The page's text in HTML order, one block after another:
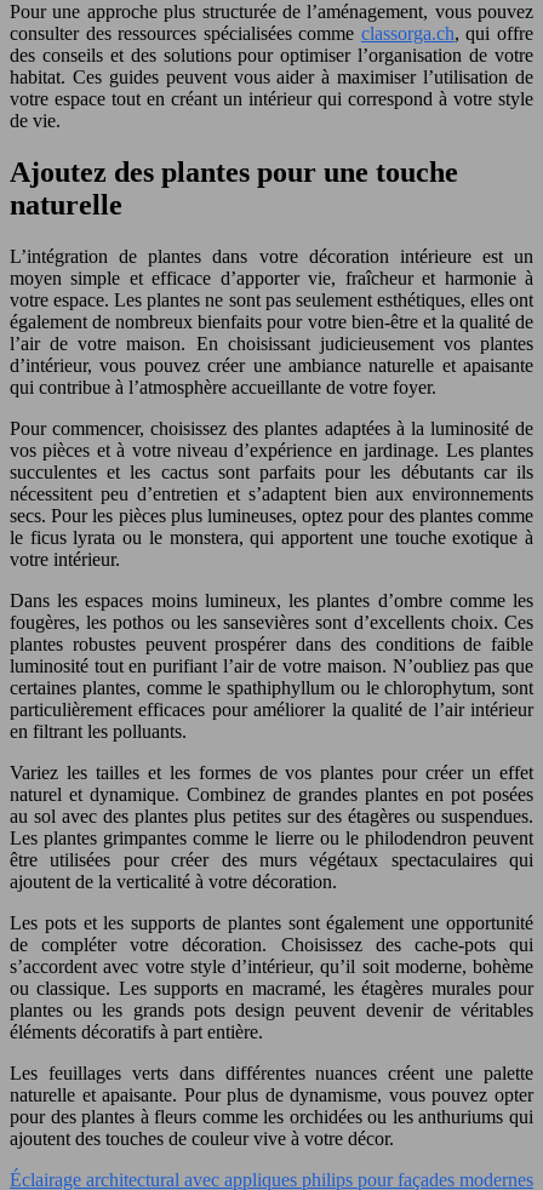
Pour une approche plus structurée de l’aménagement, vous pouvez
consulter des ressources spécialisées comme classorga.ch, qui offre
des conseils et des solutions pour optimiser l’organisation de votre
habitat. Ces guides peuvent vous aider à maximiser l’utilisation de
votre espace tout en créant un intérieur qui correspond à votre style
de vie.
Ajoutez des plantes pour une touche
naturelle
L’intégration de plantes dans votre décoration intérieure est un
moyen simple et efficace d’apporter vie, fraîcheur et harmonie à
votre espace. Les plantes ne sont pas seulement esthétiques, elles ont
également de nombreux bienfaits pour votre bien-être et la qualité de
l’air de votre maison. En choisissant judicieusement vos plantes
d’intérieur, vous pouvez créer une ambiance naturelle et apaisante
qui contribue à l’atmosphère accueillante de votre foyer.
Pour commencer, choisissez des plantes adaptées à la luminosité de
vos pièces et à votre niveau d’expérience en jardinage. Les plantes
succulentes et les cactus sont parfaits pour les débutants car ils
nécessitent peu d’entretien et s’adaptent bien aux environnements
secs. Pour les pièces plus lumineuses, optez pour des plantes comme
le ficus lyrata ou le monstera, qui apportent une touche exotique à
votre intérieur.
Dans les espaces moins lumineux, les plantes d’ombre comme les
fougères, les pothos ou les sansevières sont d’excellents choix. Ces
plantes robustes peuvent prospérer dans des conditions de faible
luminosité tout en purifiant l’air de votre maison. N’oubliez pas que
certaines plantes, comme le spathiphyllum ou le chlorophytum, sont
particulièrement efficaces pour améliorer la qualité de l’air intérieur
en filtrant les polluants.
Variez les tailles et les formes de vos plantes pour créer un effet
naturel et dynamique. Combinez de grandes plantes en pot posées
au sol avec des plantes plus petites sur des étagères ou suspendues.
Les plantes grimpantes comme le lierre ou le philodendron peuvent
être utilisées pour créer des murs végétaux spectaculaires qui
ajoutent de la verticalité à votre décoration.
Les pots et les supports de plantes sont également une opportunité
de compléter votre décoration. Choisissez des cache-pots qui
s’accordent avec votre style d’intérieur, qu’il soit moderne, bohème
ou classique. Les supports en macramé, les étagères murales pour
plantes ou les grands pots design peuvent devenir de véritables
éléments décoratifs à part entière.
Les feuillages verts dans différentes nuances créent une palette
naturelle et apaisante. Pour plus de dynamisme, vous pouvez opter
pour des plantes à fleurs comme les orchidées ou les anthuriums qui
ajoutent des touches de couleur vive à votre décor.
Éclairage architectural avec appliques philips pour façades modernes